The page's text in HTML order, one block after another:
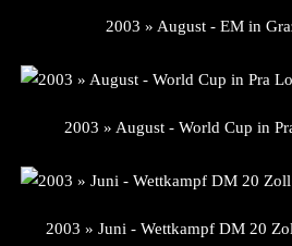
2003 » August - EM in
2003 » August - World Cup in
2003 » Juni - Wettkampf DM 20